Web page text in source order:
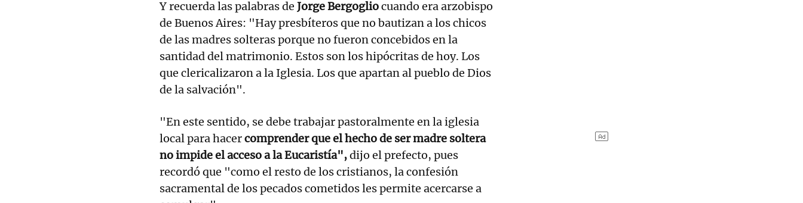
Y recuerda las palabras de Jorge Bergogliocuando era arzobispo
de Buenos Aires: "Hay presbíteros que no bautizan a los chicos
de las madres solteras porque no fueron concebidos en la
santidad del matrimonio. Estos son los hipócritas de hoy. Los
que clericalizaron a la Iglesia. Los que apartan al pueblo de Dios
de la salvación".
"En este sentido, se debe trabajar pastoralmente en la iglesia
local para hacercomprender que el hecho de ser madre soltera
no impide el acceso a la Eucaristía",dijo el prefecto, pues
recordó que "como el resto de los cristianos, la confesión
sacramental de los pecados cometidos les permite acercarse a